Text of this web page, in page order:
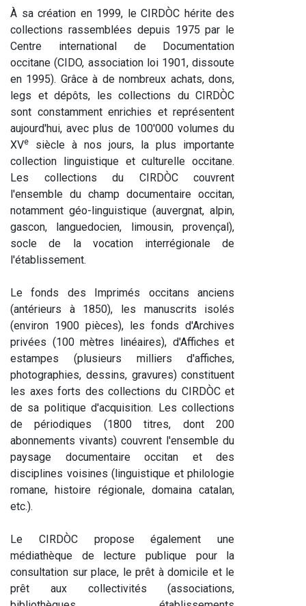
À sa création en 1999, le CIRDÒC hérite des
collections rassemblées depuis 1975 par le
Centre international de Documentation
occitane (CIDO, association loi 1901, dissoute
en 1995). Grâce à de nombreux achats, dons,
legs et dépôts, les collections du CIRDÒC
sont constamment enrichies et représentent
aujourd'hui, avec plus de 100'000 volumes du
XVe
siècle à nos jours, la plus importante
collection linguistique et culturelle occitane.
Les collections du CIRDÒC couvrent
l'ensemble du champ documentaire occitan,
notamment géo-linguistique (auvergnat, alpin,
gascon, languedocien, limousin, provençal),
socle de la vocation interrégionale de
l'établissement.
Le fonds des Imprimés occitans anciens
(antérieurs à 1850), les manuscrits isolés
(environ 1900 pièces), les fonds d'Archives
privées (100 mètres linéaires), d'Affiches et
estampes (plusieurs milliers d'affiches,
photographies, dessins, gravures) constituent
les axes forts des collections du CIRDÒC et
de sa politique d'acquisition. Les collections
de périodiques (1800 titres, dont 200
abonnements vivants) couvrent l'ensemble du
paysage documentaire occitan et des
disciplines voisines (linguistique et philologie
romane, histoire régionale, domaina catalan,
etc.).
Le CIRDÒC propose également une
médiathèque de lecture publique pour la
consultation sur place, le prêt à domicile et le
prêt aux collectivités (associations,